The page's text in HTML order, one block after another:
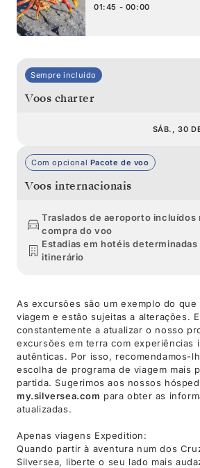
01:45 - 00:00
Sempre incluído
Voos charter
SÁB., 30
Com opcional Pacote de voo
Voos internacionais
Traslados de aeroporto incluídos
compra do voo
Estadias em hotéis determinadas
itinerário
As excursões são um exemplo do
viagem e estão sujeitas a alterações.
constantemente a atualizar o nosso
excursões em terra com experiências
autênticas. Por isso, recomendamos-
escolha de programa de viagem mais
partida. Sugerimos aos nossos
my.silversea.com para obter as
atualizadas.
Apenas viagens Expedition:
Quando partir à aventura num dos
Silversea, liberte o seu lado mais